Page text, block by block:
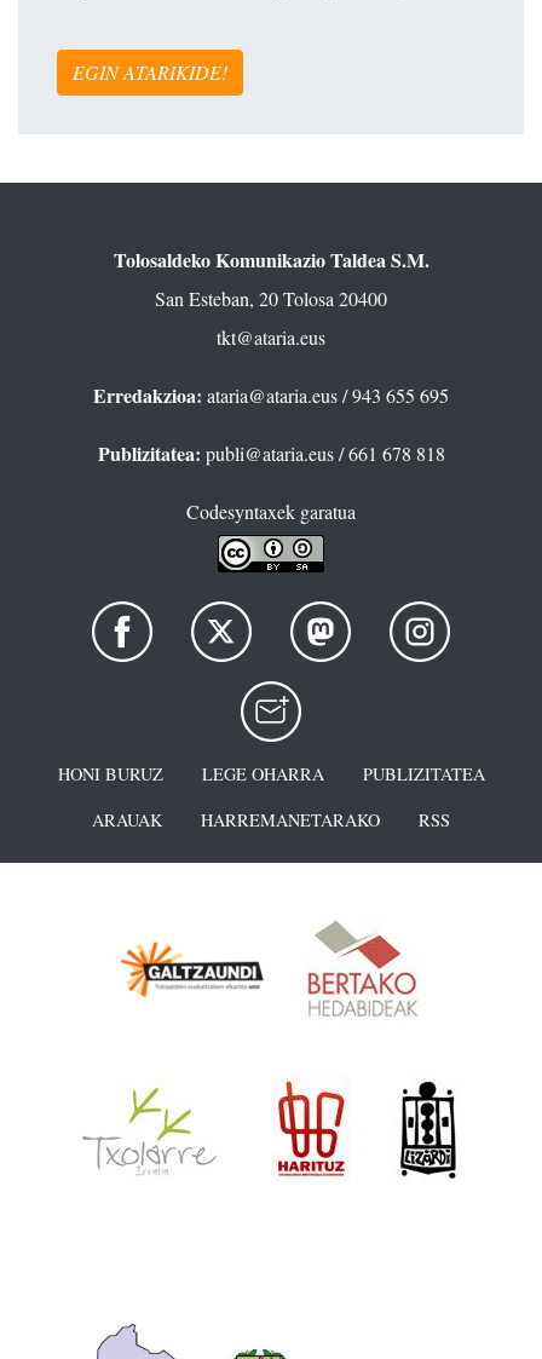
EGIN ATARIKIDE!
Tolosaldeko Komunikazio Taldea S.M.
San Esteban, 20 Tolosa 20400
tkt@ataria.eus
Erredakzioa: ataria@ataria.eus/ 943 655 695
Publizitatea: publi@ataria.eus/ 661 678 818
Codesyntaxek garatua
HONI BURUZ LEGE OHARRA
PUBLIZITATEA
ARAUAK
HARREMANETARAKO RSS